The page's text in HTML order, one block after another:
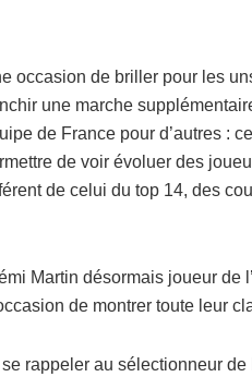
occasion de briller pour les
une marche
de France pour d’autres :
de voir évoluer des
de celui du top 14, des
Martin désormais joueur de
de montrer toute leur
rappeler au sélectionneur de